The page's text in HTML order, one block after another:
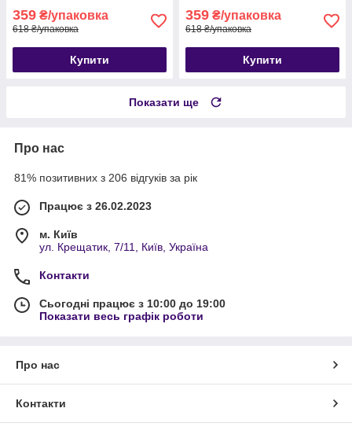
359 ₴/упаковка
618 ₴/упаковка
Купити
359 ₴/упаковка
618 ₴/упаковка
Купити
Показати ще
Про нас
81% позитивних з 206 відгуків за рік
Працює з 26.02.2023
м. Київ
ул. Крещатик, 7/11, Київ, Україна
Контакти
Сьогодні працює з 10:00 до 19:00
Показати весь графік роботи
Про нас
Контакти